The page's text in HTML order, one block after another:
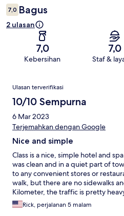
7,0 Bagus
2 ulasan
7,0
Kebersihan
7,0
Staf &
Ulasan
Ulasan terverifikasi
10/10 Sempurna
6 Mar 2023
Terjemahkan dengan Google
Nice and simple
Class is a nice, simple hotel and
was clean and in a quiet part of
to any convenient stores or
walk, but there are no sidewalks
Kilometer, the traffic is pretty
was nice. It had a wet bathroom.
food - not a big problem if you are
Rick, perjalanan 5 malam